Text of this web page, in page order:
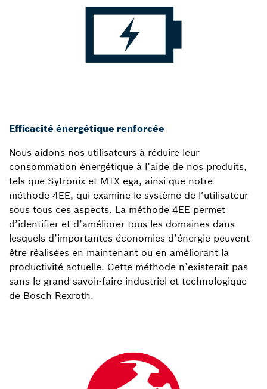
Efficacité énergétique renforcée
Nous aidons nos utilisateurs à réduire leur
consommation énergétique à l’aide de nos produits,
tels que Sytronix et MTX ega, ainsi que notre
méthode 4EE, qui examine le système de l’utilisateur
sous tous ces aspects. La méthode 4EE permet
d’identifier et d’améliorer tous les domaines dans
lesquels d’importantes économies d’énergie peuvent
être réalisées en maintenant ou en améliorant la
productivité actuelle. Cette méthode n’existerait pas
sans le grand savoir-faire industriel et technologique
de Bosch Rexroth.